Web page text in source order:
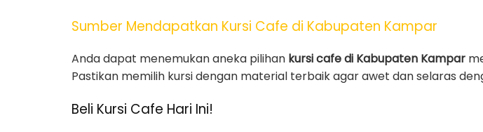
Sumber Mendapatkan Kursi Cafe di Kabupaten Kampar
Anda dapat menemukan aneka pilihan kursi cafe di Kabupaten Kampar
Pastikan memilih kursi dengan material terbaik agar awet dan selaras
Beli Kursi Cafe Hari Ini!